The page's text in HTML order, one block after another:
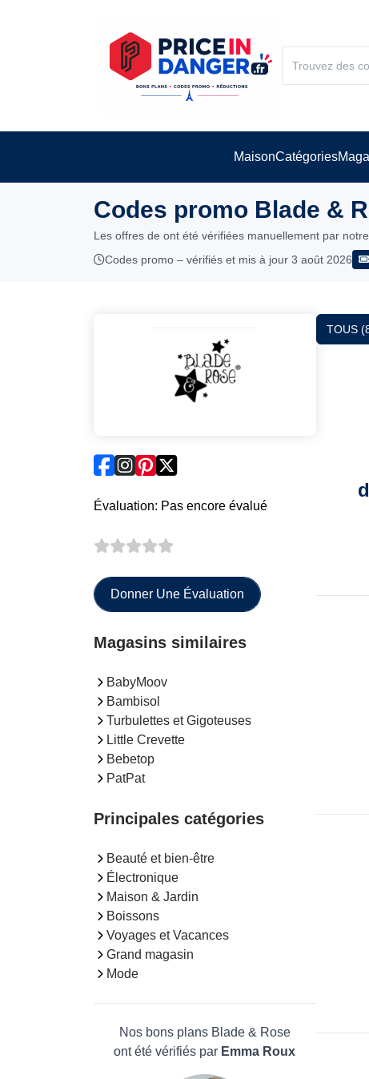
MaisonCatégories
Codes promo Blade &
Les offres de ont été vérifiées manuellement par
Codes promo – vérifiés et mis à jour 3 août 2026
Évaluation: Pas encore évalué
Donner Une Évaluation
Magasins similaires
BabyMoov
Bambisol
Turbulettes et Gigoteuses
Little Crevette
Bebetop
PatPat
Principales catégories
Beauté et bien-être
Électronique
Maison & Jardin
Boissons
Voyages et Vacances
Grand magasin
Mode
Nos bons plans Blade & Rose
ont été vérifiés par Emma Roux
TOUS